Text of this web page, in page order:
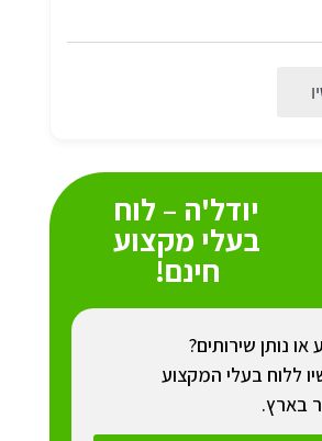
יודל'ה – לוח
בעלי מקצוע
חינם!
נותן שירותים?
ללוח בעלי המקצוע
בארץ.